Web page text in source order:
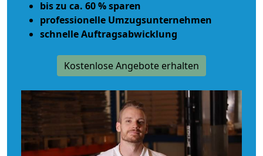
bis zu ca. 60 % sparen
professionelle Umzugsunternehmen
schnelle Auftragsabwicklung
Kostenlose Angebote erhalten